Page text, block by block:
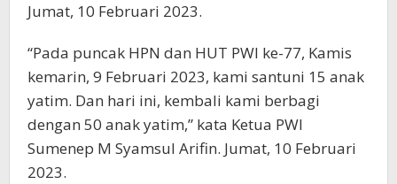
Jumat, 10 Februari 2023.
“Pada puncak HPN dan HUT PWI ke-77, Kamis
kemarin, 9 Februari 2023, kami santuni 15 anak
yatim. Dan hari ini, kembali kami berbagi
dengan 50 anak yatim,” kata Ketua PWI
Sumenep M Syamsul Arifin. Jumat, 10 Februari
2023.